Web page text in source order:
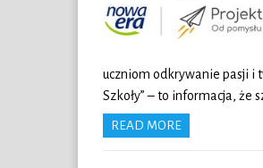
uczniom odkrywanie pasji i
Szkoły” – to informacja, że
READ MORE